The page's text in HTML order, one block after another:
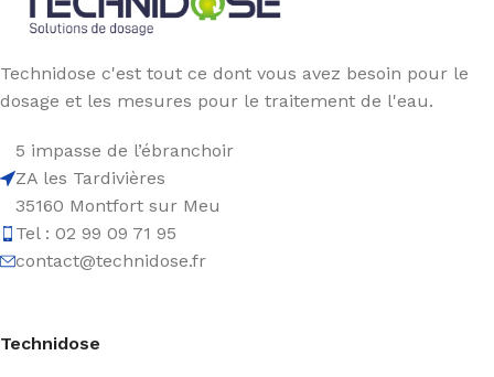
Technidose c'est tout ce dont vous avez besoin pour le
dosage et les mesures pour le traitement de l'eau.
5 impasse de l’ébranchoir
ZA les Tardivières
35160 Montfort sur Meu
Tel : 02 99 09 71 95
contact@technidose.fr
Technidose